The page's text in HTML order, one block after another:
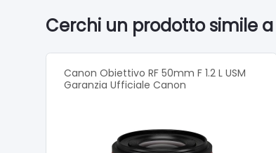
Cerchi un prodotto simile a
Canon Obiettivo RF 50mm F 1.2 L USM
Garanzia Ufficiale Canon